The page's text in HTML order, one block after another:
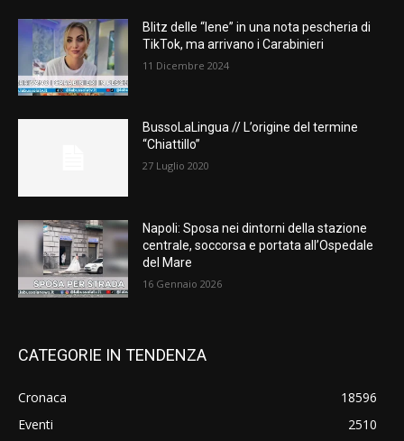
Blitz delle “Iene” in una nota pescheria di
TikTok, ma arrivano i Carabinieri
11 Dicembre 2024
BussoLaLingua // L’origine del termine
“Chiattillo”
27 Luglio 2020
Napoli: Sposa nei dintorni della stazione
centrale, soccorsa e portata all’Ospedale
del Mare
16 Gennaio 2026
CATEGORIE IN TENDENZA
Cronaca
18596
Eventi
2510